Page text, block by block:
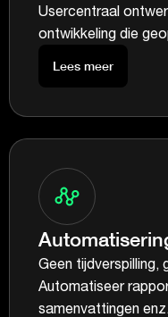
Usercentraal
ontwikkeling die
Lees meer
Geen tijdverspilling,
Automatiseer
samenvattingen enz.